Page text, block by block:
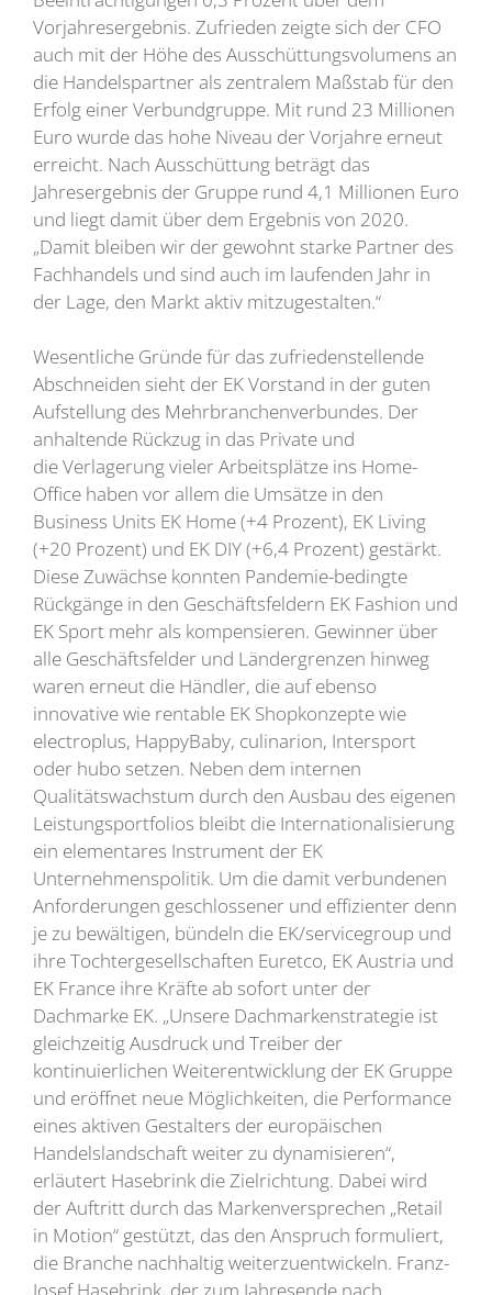
Vorjahresergebnis. Zufrieden zeigte sich der CFO
auch mit der Höhe des Ausschüttungsvolumens an
die Handelspartner als zentralem Maßstab für den
Erfolg einer Verbundgruppe. Mit rund 23 Millionen
Euro wurde das hohe Niveau der Vorjahre erneut
erreicht. Nach Ausschüttung beträgt das
Jahresergebnis der Gruppe rund 4,1 Millionen Euro
und liegt damit über dem Ergebnis von 2020.
„Damit bleiben wir der gewohnt starke Partner des
Fachhandels und sind auch im laufenden Jahr in
der Lage, den Markt aktiv mitzugestalten.“
Wesentliche Gründe für das zufriedenstellende
Abschneiden sieht der EK Vorstand in der guten
Aufstellung des Mehrbranchenverbundes. Der
anhaltende Rückzug in das Private und
die Verlagerung vieler Arbeitsplätze ins Home-
Office haben vor allem die Umsätze in den
Business Units EK Home (+4 Prozent), EK Living
(+20 Prozent) und EK DIY (+6,4 Prozent) gestärkt.
Diese Zuwächse konnten Pandemie-bedingte
Rückgänge in den Geschäftsfeldern EK Fashion und
EK Sport mehr als kompensieren. Gewinner über
alle Geschäftsfelder und Ländergrenzen hinweg
waren erneut die Händler, die auf ebenso
innovative wie rentable EK Shopkonzepte wie
electroplus, HappyBaby, culinarion, Intersport
oder hubo setzen. Neben dem internen
Qualitätswachstum durch den Ausbau des eigenen
Leistungsportfolios bleibt die Internationalisierung
ein elementares Instrument der EK
Unternehmenspolitik. Um die damit verbundenen
Anforderungen geschlossener und effizienter denn
je zu bewältigen, bündeln die EK/servicegroup und
ihre Tochtergesellschaften Euretco, EK Austria und
EK France ihre Kräfte ab sofort unter der
Dachmarke EK. „Unsere Dachmarkenstrategie ist
gleichzeitig Ausdruck und Treiber der
kontinuierlichen Weiterentwicklung der EK Gruppe
und eröffnet neue Möglichkeiten, die Performance
eines aktiven Gestalters der europäischen
Handelslandschaft weiter zu dynamisieren“,
erläutert Hasebrink die Zielrichtung. Dabei wird
der Auftritt durch das Markenversprechen „Retail
in Motion“ gestützt, das den Anspruch formuliert,
die Branche nachhaltig weiterzuentwickeln. Franz-